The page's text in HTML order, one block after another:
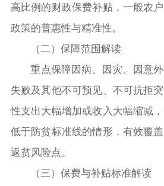
高比例的财政保费补贴，一般农
政策的普惠性与精准性。
（二）保障范围解读
重点保障因病、因灾、因意
失败及其他不可预见、不可抗拒
性支出大幅增加或收入大幅缩减
低于防贫标准线的情形，有效覆
返贫风险点。
（三）保费与补贴标准解读